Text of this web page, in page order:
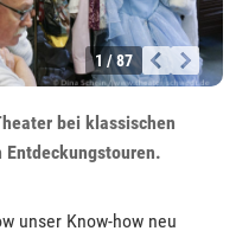
1 / 87
bei klassischen
unser Know-how neu